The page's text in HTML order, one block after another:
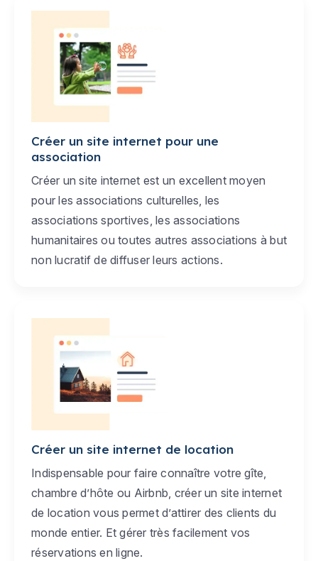
Créer un site internet pour une
association
Créer un site internet est un excellent moyen
pour les associations culturelles, les
associations sportives, les associations
humanitaires ou toutes autres associations à but
non lucratif de diffuser leurs actions.
Créer un site internet de location
Indispensable pour faire connaître votre gîte,
chambre d’hôte ou Airbnb, créer un site internet
de location vous permet d’attirer des clients du
monde entier. Et gérer très facilement vos
réservations en ligne.